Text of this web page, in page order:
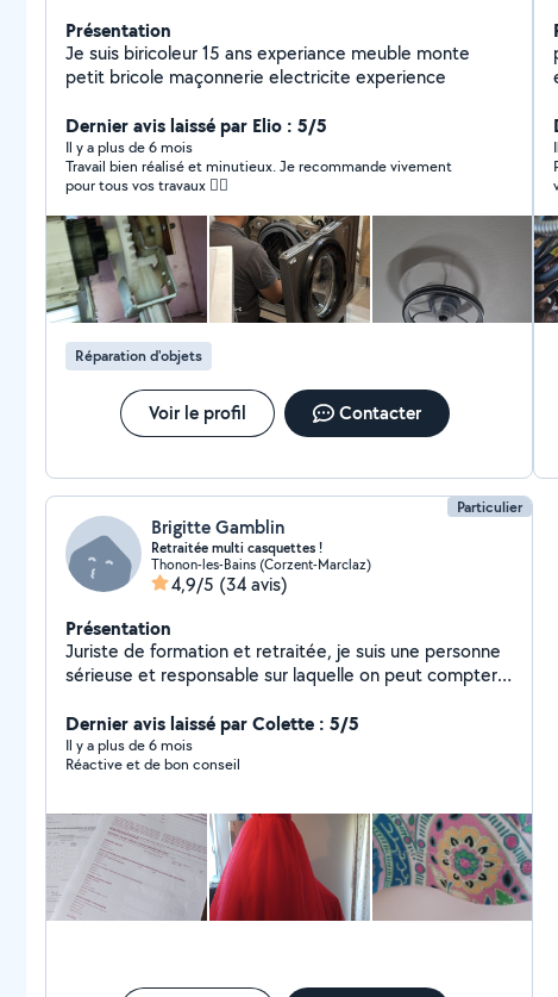
Présentation
Je suis biricoleur 15 ans experiance meuble monte
petit bricole maçonnerie electricite experience
Dernier avis laissé par Elio : 5/5
Il y a plus de 6 mois
Travail bien réalisé et minutieux. Je recommande vivement
pour tous vos travaux 👍🏼
Réparation d'objets
Voir le profil Contacter
Particulier
Brigitte Gamblin
Retraitée multi casquettes !
Thonon-les-Bains (Corzent-Marclaz)
4,9/5 (34 avis)
Présentation
Juriste de formation et retraitée, je suis une personne
sérieuse et responsable sur laquelle on peut compter !
déclarations impôts même pour les frontaliers)
courriers en tous genres et demandes d'aides MDPH,
APA, CAF, CPAM, AIDES SOCIALES, DOSSIER RETRAITE
suis disponible pour toutes vos retouches ou
confection de rideaux ou autres . travail soigné et
rapide dans maison non fumeur. Disponible aussi pour
une aide aux devoirs pour les primaires et les
collégiens,( j'ai déjà enseigné ) N'hésitez pas à me
Dernier avis laissé par Colette : 5/5
Il y a plus de 6 mois
Réactive et de bon conseil